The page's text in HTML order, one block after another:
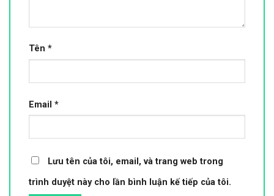
Tên *
Email *
Lưu tên của tôi, email, và trang web trong
trình duyệt này cho lần bình luận kế tiếp của tôi.